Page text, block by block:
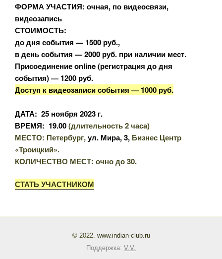
ФОРМА УЧАСТИЯ: очная, по видеосвязи,
видеозапись
СТОИМОСТЬ:
до дня события — 1500 руб.,
в день события — 2000 руб. при наличии мест.
Присоединение online (регистрация до дня
события) — 1200 руб.
Доступ к видеозаписи события — 1000 руб.
ДАТА: 25 ноября 2023 г.
ВРЕМЯ: 19.00(длительность 2 часа)
МЕСТО: Петербург,ул. Мира, 3, Бизнес Центр
«Троицкий».
КОЛИЧЕСТВО МЕСТ: очно до 30.
СТАТЬ УЧАСТНИКОМ
© 2022. www.indian-club.ru
Поддержка: V.V.